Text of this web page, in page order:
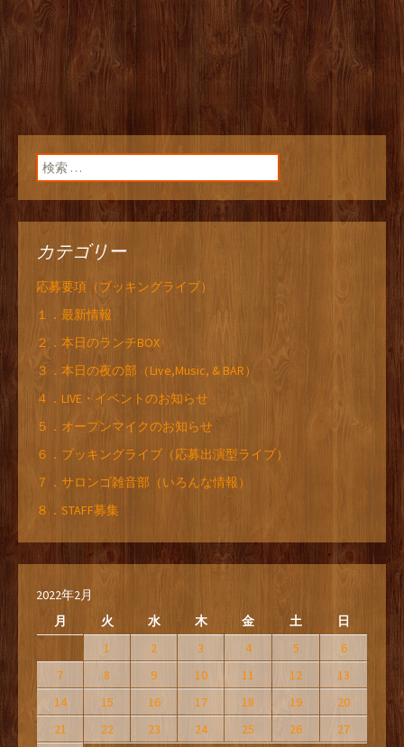
検索:
カテゴリー
応募要項（ブッキングライブ）
１．最新情報
２．本日のランチBOX
３．本日の夜の部（Live,Music, & BAR）
４．LIVE・イベントのお知らせ
５．オープンマイクのお知らせ
６．ブッキングライブ（応募出演型ライブ）
７．サロンゴ雑音部（いろんな情報）
８．STAFF募集
2022年2月
月
火 水 木 金 土 日
1 2 3 4 5
6
7
8 9 10 11 12
13
14
15 16 17 18 19
20
21
22 23 24 25 26
27